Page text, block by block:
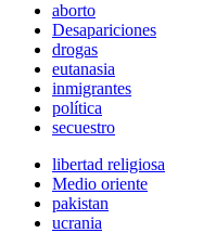
aborto
Desapariciones
drogas
eutanasia
inmigrantes
política
secuestro
libertad religiosa
Medio oriente
pakistan
ucrania